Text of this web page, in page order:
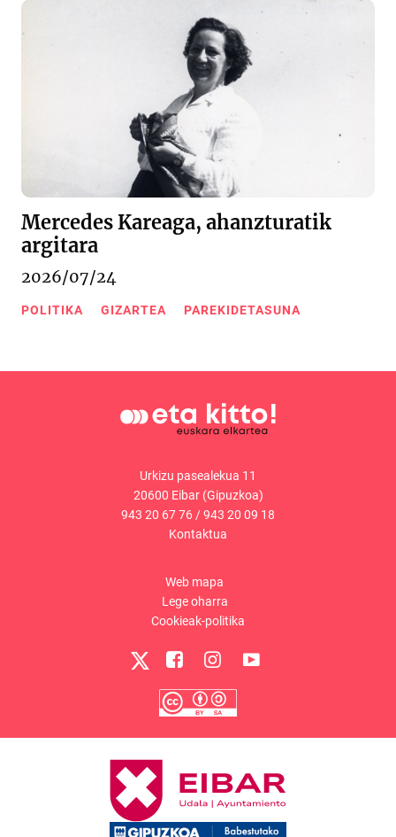
Mercedes Kareaga, ahanzturatik
argitara
2026/07/24
POLITIKA GIZARTEA PAREKIDETASUNA
Urkizu pasealekua 11
20600 Eibar (Gipuzkoa)
943 20 67 76 /943 20 09 18
Kontaktua
Web mapa
Lege oharra
Cookieak-politika